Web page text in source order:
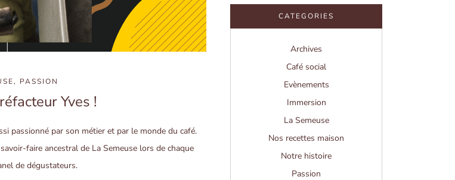
, PASSION
Yves !
passionné par son métier et par le monde du café.
faire ancestral de La Semeuse lors de chaque
de dégustateurs.
CATEGORIES
Archives
Café social
Evènements
Immersion
La Semeuse
Nos recettes maison
Notre histoire
Passion